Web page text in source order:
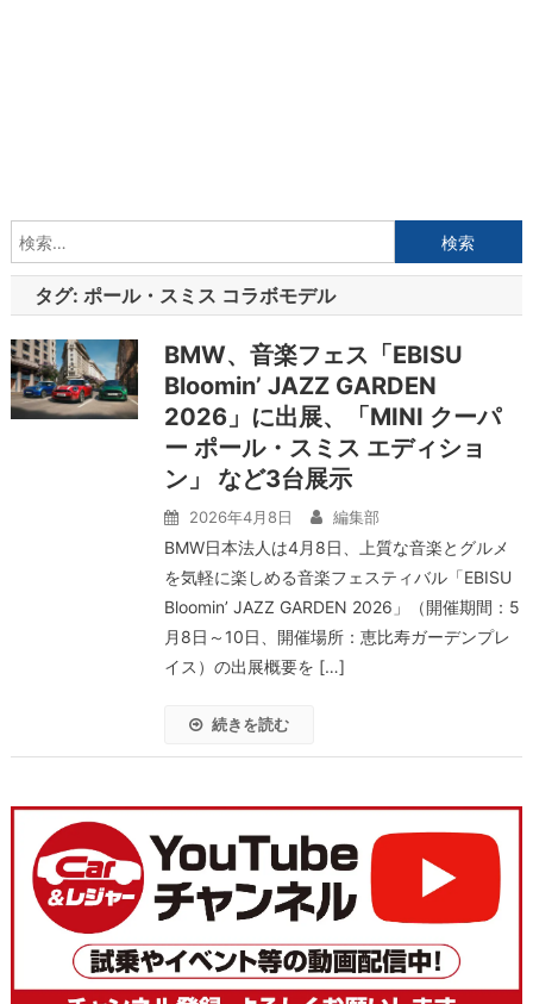
索:
タグ: ポール・スミス コラボモデル
BMW、音楽フェス「EBISU
Bloomin’ JAZZ GARDEN
2026」に出展、「MINI クーパ
ー ポール・スミス エディショ
ン」 など3台展示
2026年4月8日 編集部
BMW日本法人は4月8日、上質な音楽とグルメ
を気軽に楽しめる音楽フェスティバル「EBISU
Bloomin’ JAZZ GARDEN 2026」（開催期間：5
月8日～10日、開催場所：恵比寿ガーデンプレ
イス）の出展概要を […]
続きを読む